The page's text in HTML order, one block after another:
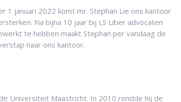
1 januari 2022 komt mr. Stephan Lie ons kantoor
Na bijna 10 jaar bij LS Liber advocaten
te hebben maakt Stephan per vandaag de
naar ons kantoor.
Universiteit Maastricht. In 2010 rondde hij de